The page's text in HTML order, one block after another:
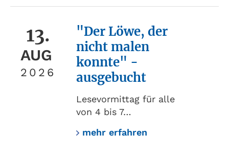
13.
AUG
2026
"Der Löwe, der
nicht malen
konnte" -
ausgebucht
Lesevormittag für alle
von 4 bis 7…
mehr erfahren